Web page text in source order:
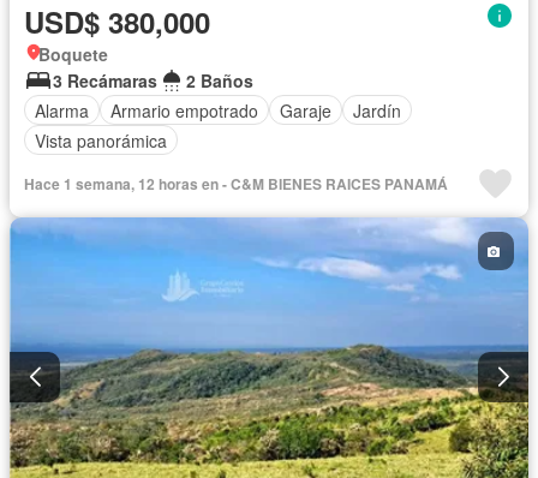
USD$ 380,000
Boquete
3 Recámaras
2 Baños
Alarma
Armario empotrado Garaje
Jardín
Vista panorámica
Hace 1 semana, 12 horas en - C&M BIENES RAICES PANAMÁ